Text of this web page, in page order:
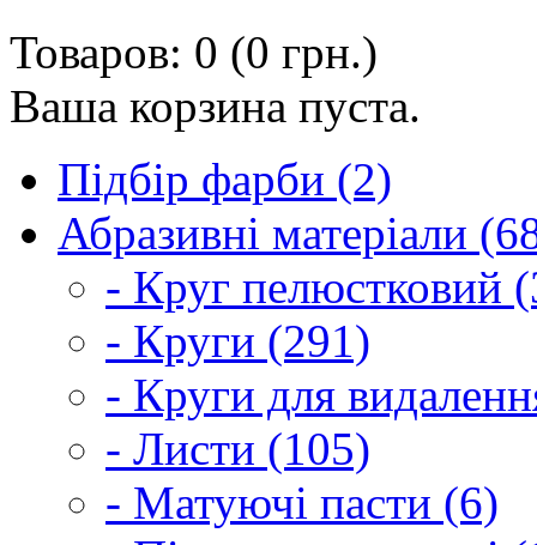
Товаров: 0 (0 грн.)
Ваша корзина пуста.
Підбір фарби (2)
Абразивні матеріали
- Круг пелюстковий
- Круги (291)
- Круги для
- Листи (105)
- Матуючі пасти (6)